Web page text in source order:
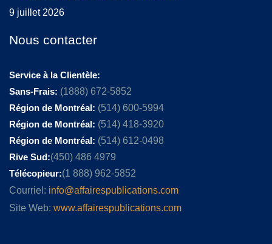
9 juillet 2026
Nous contacter
Service à la Clientèle:
Sans-Frais: (1888) 672-5852
Région de Montréal: (514) 600-5994
Région de Montréal: (514) 418-3920
Région de Montréal: (514) 612-0498
Rive Sud:(450) 486 4979
Télécopieur:(1 888) 962-5852
Courriel: info@affairespublications.com
Site Web: www.affairespublications.com